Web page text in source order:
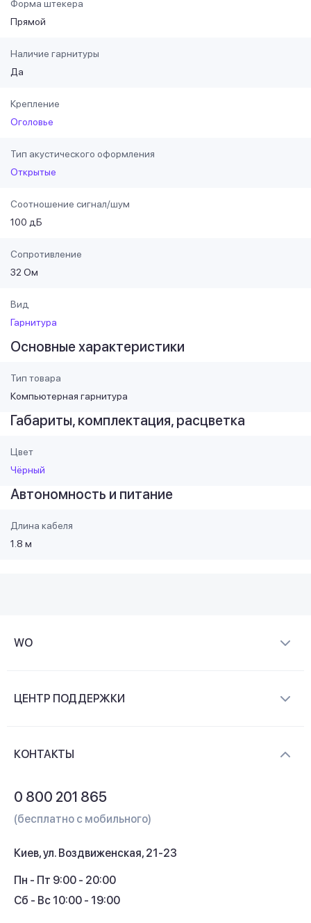
Форма штекера
Прямой
Наличие гарнитуры
Да
Крепление
Оголовье
Тип акустического оформления
Открытые
Соотношение сигнал/шум
100 дБ
Сопротивление
32 Ом
Вид
Гарнитура
Основные характеристики
Тип товара
Компьютерная гарнитура
Габариты, комплектация, расцветка
Цвет
Чёрный
Автономность и питание
Длина кабеля
1.8 м
WO
Контакты
ЦЕНТР ПОДДЕРЖКИ
Кэшбек
КОНТАКТЫ
0 800 201 865
(бесплатно с мобильного)
Киев, ул. Воздвиженская, 21-23
Пн - Пт 9:00 - 20:00
Сб - Вс 10:00 - 19:00